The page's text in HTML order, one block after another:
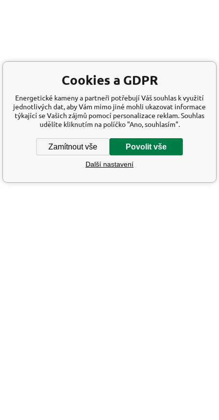
Cookies a GDPR
Energetické kameny a partneři potřebují Váš souhlas k využití
jednotlivých dat, aby Vám mimo jiné mohli ukazovat informace
týkající se Vašich zájmů pomocí personalizace reklam. Souhlas
udělíte kliknutím na políčko "Ano, souhlasím".
Zamítnout vše Povolit vše
Další nastavení